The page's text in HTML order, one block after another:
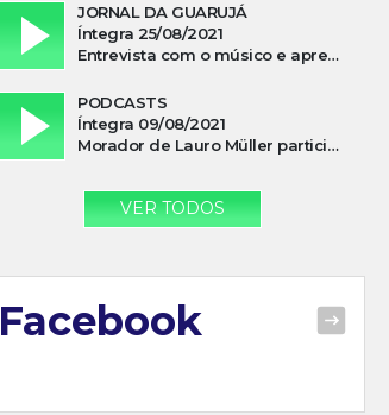
JORNAL DA GUARUJÁ
Íntegra 25/08/2021
Entrevista com o músico e apresentador, Lismael Ferrareis, no Cidade e Campo
PODCASTS
Íntegra 09/08/2021
Morador de Lauro Müller participa de motociata em apoio a Bolsonaro
VER TODOS
Facebook